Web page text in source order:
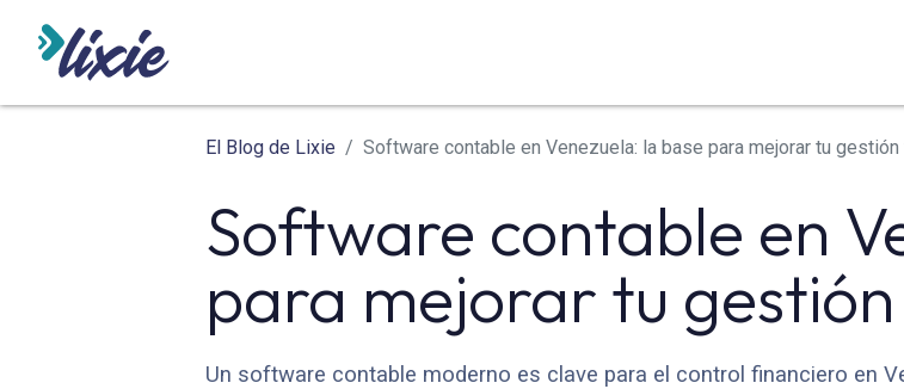
El Blog de Lixie Software contable en Venezuela: la base para mejorar tu gestión
Software contable en
para mejorar tu
Un software contable moderno es clave para el control financiero en